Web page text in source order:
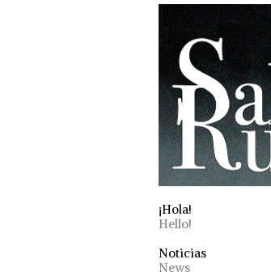
¡Hola!
Hello!
Noticias
News